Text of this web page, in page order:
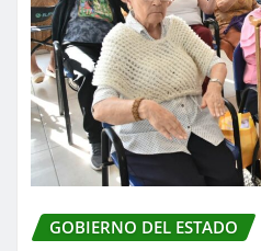
GOBIERNO DEL ESTADO